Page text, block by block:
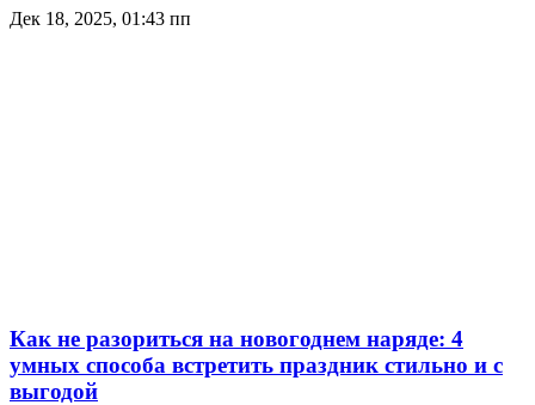
Дек 18, 2025, 01:43 пп
Как не разориться на новогоднем наряде: 4
умных способа встретить праздник стильно и с
выгодой